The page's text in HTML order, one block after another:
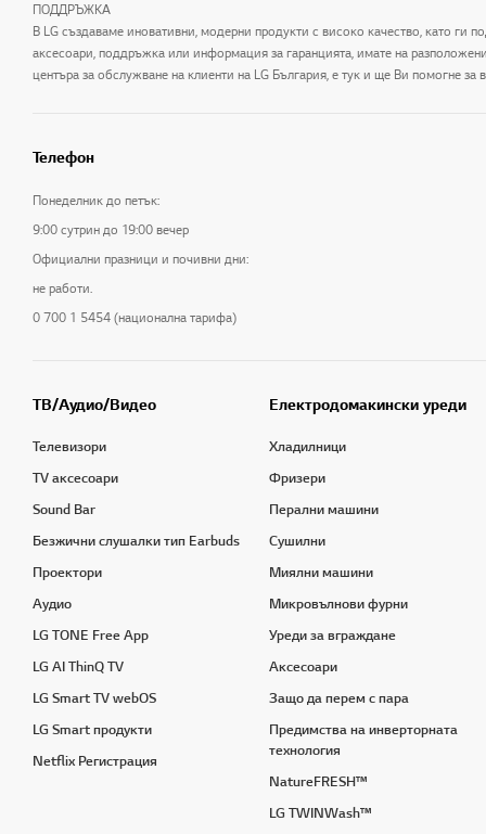
ПОДДРЪЖКА
В LG създаваме иновативни, модерни продукти с високо качество, като ги
аксесоари, поддръжка или информация за гаранцията, имате на
центъра за обслужване на клиенти на LG България, е тук и ще Ви помогне
Телефон
Понеделник до петък:
9:00 сутрин до 19:00 вечер
Официални празници и почивни дни:
не работи.
0 700 1 5454 (национална тарифа)
ТB/Аудио/Видео
Телевизори
TV аксесоари
Sound Bar
Безжични слушалки тип Earbuds
Проектори
Аудио
LG TONE Free App
LG AI ThinQ TV
LG Smart TV webOS
LG Smart продукти
Netflix Регистрация
Електродомакински уреди
Хладилници
Фризери
Перални машини
Сушилни
Миялни машини
Микровълнови фурни
Уреди за вграждане
Аксесоари
Защо да перем с пара
Предимства на инверторната
технология
NatureFRESH™
LG TWINWash™